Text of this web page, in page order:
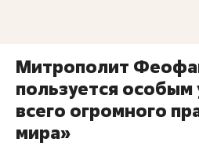
Митрополит
пользуется
всего огромного
мира»